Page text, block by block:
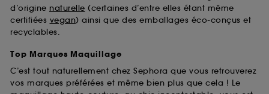
d’origine naturelle (certaines d’entre elles étant même
certifiées vegan) ainsi que des emballages éco-conçus et
recyclables.
Top Marques Maquillage
C’est tout naturellement chez Sephora que vous retrouverez
vos marques préférées et même bien plus que cela ! Le